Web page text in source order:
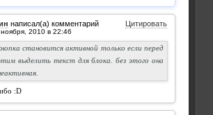
написал(а) комментарий Цитировать
становится активной только если перед
выделить текст для блока. без этого она
:D